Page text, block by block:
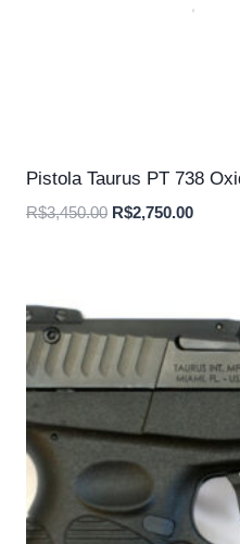
Pistola Taurus PT 738
R$3,450.00 O
R$2,750.00O